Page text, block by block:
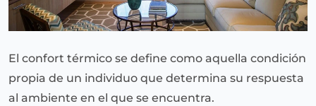
El confort térmico se define como aquella condición
propia de un individuo que determina su respuesta
al ambiente en el que se encuentra.